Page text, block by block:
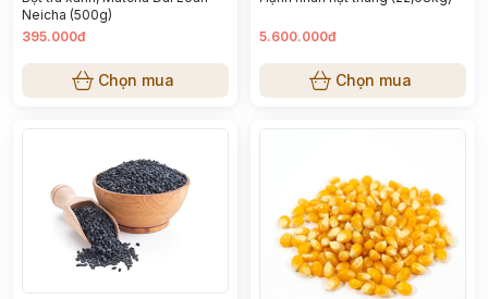
Neicha (500g)
395.000đ
Chọn mua
5.600.000đ
Chọn mua